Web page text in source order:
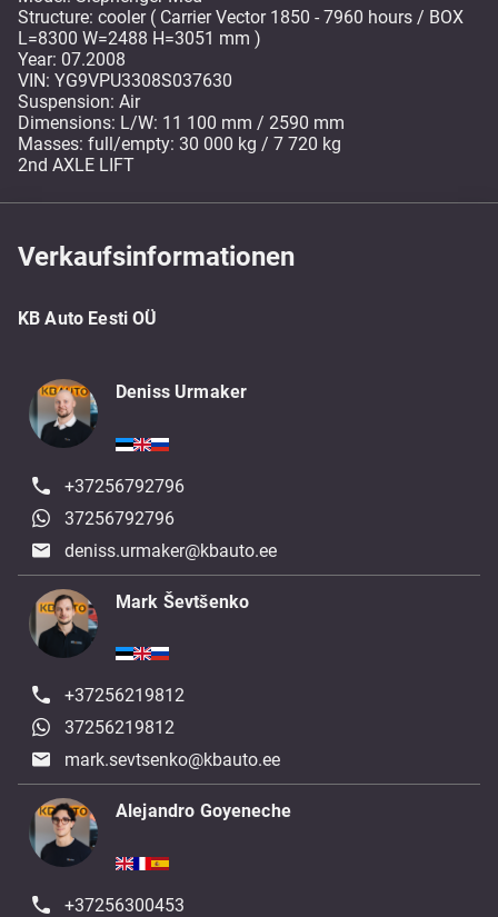
Structure: cooler ( Carrier Vector 1850 - 7960 hours / BOX
L=8300 W=2488 H=3051 mm )
Year: 07.2008
VIN: YG9VPU3308S037630
Suspension: Air
Dimensions: L/W: 11 100 mm / 2590 mm
Masses: full/empty: 30 000 kg / 7 720 kg
2nd AXLE LIFT
Verkaufsinformationen
KB Auto Eesti OÜ
Deniss Urmaker
+37256792796
37256792796
deniss.urmaker@kbauto.ee
Mark Ševtšenko
+37256219812
37256219812
mark.sevtsenko@kbauto.ee
Alejandro Goyeneche
+37256300453